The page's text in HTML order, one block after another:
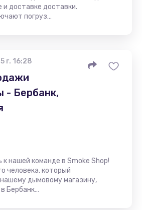
и доставке доставки.
погруз…
г. 16:28
- Бербанк,
к нашей команде в Smoke Shop!
человека, который
дымовому магазину,
Бербанк…